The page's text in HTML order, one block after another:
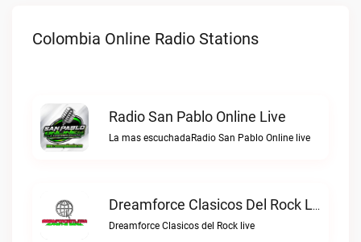
Colombia Online Radio Stations
Radio San Pablo Online Live
La mas escuchadaRadio San Pablo Online live
Dreamforce Clasicos Del Rock Live
Dreamforce Clasicos del Rock live